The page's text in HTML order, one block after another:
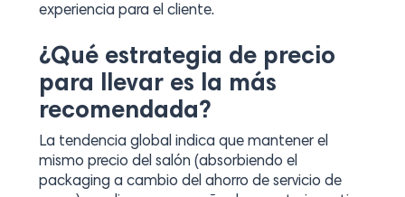
experiencia para el cliente.
¿Qué estrategia de precio
para llevar es la más
recomendada?
La tendencia global indica que mantener el
mismo precio del salón (absorbiendo el
packaging a cambio del ahorro de servicio de